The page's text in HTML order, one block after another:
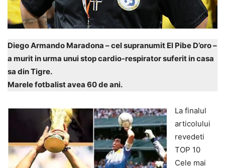
Diego Armando Maradona – cel supranumit El Pibe D’oro –
a murit in urma unui stop cardio-respirator suferit in casa
sa din Tigre.
Marele fotbalist avea 60 de ani.
La finalul
articolului
revedeti
TOP 10
Cele mai